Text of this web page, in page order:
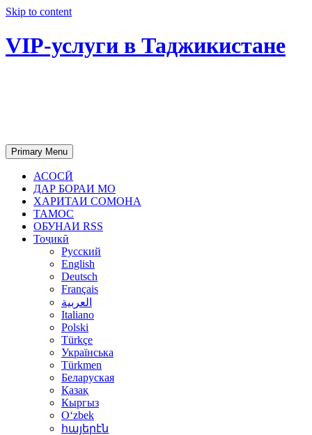
Skip to content
VIP-услуги в Таджикистане
Primary Menu
АСОСӢ
ДАР БОРАИ МО
ХАРИТАИ СОМОНА
ТАМОС
ОБУНАИ RSS
Тоҷикӣ
Русский
English
Deutsch
Français
العربية
Italiano
Polski
Türkçe
Українська
Türkmen
Беларуская
Қазақ
Кыргыз
Oʻzbek
հայերէն